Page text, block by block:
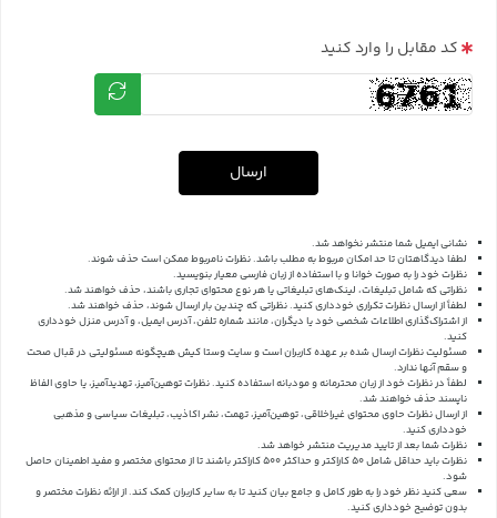
کد مقابل را وارد کنید
ارسال
نشانی ایمیل شما منتشر نخواهد شد.
لطفا دیدگاهتان تا حد امکان مربوط به مطلب باشد. نظرات نامربوط ممکن است حذف شوند.
نظرات خود را به صورت خوانا و با استفاده از زبان فارسی معیار بنویسید.
نظراتی که شامل تبلیغات، لینک‌های تبلیغاتی یا هر نوع محتوای تجاری باشند، حذف خواهند شد.
لطفاً از ارسال نظرات تکراری خودداری کنید. نظراتی که چندین بار ارسال شوند، حذف خواهند شد.
از اشتراک‌گذاری اطلاعات شخصی خود یا دیگران، مانند شماره تلفن، آدرس ایمیل، و آدرس منزل خودداری
کنید.
مسئولیت نظرات ارسال شده بر عهده کاربران است و سایت وستا کیش هیچگونه مسئولیتی در قبال صحت
و سقم آنها ندارد.
لطفاً در نظرات خود از زبان محترمانه و مودبانه استفاده کنید. نظرات توهین‌آمیز، تهدیدآمیز، یا حاوی الفاظ
ناپسند حذف خواهند شد.
از ارسال نظرات حاوی محتوای غیراخلاقی، توهین‌آمیز، تهمت، نشر اکاذیب، تبلیغات سیاسی و مذهبی
خودداری کنید.
نظرات شما بعد از تایید مدیریت منتشر خواهد شد.
نظرات باید حداقل شامل 50 کاراکتر و حداکثر 500 کاراکتر باشند تا از محتوای مختصر و مفید اطمینان حاصل
شود.
سعی کنید نظر خود را به طور کامل و جامع بیان کنید تا به سایر کاربران کمک کند.از ارائه نظرات مختصر و
بدون توضیح خودداری کنید.